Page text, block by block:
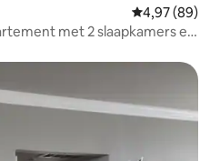
Gemiddelde
4,97 (89)
met 2 slaapkamers en